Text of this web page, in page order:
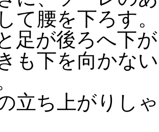
て腰を下ろす
足が後ろへ下
も下を向かな
立ち上がりし